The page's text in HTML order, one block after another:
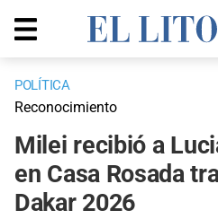
POLÍTICA
Reconocimiento
Milei recibió a
en Casa Rosada
Dakar 2026